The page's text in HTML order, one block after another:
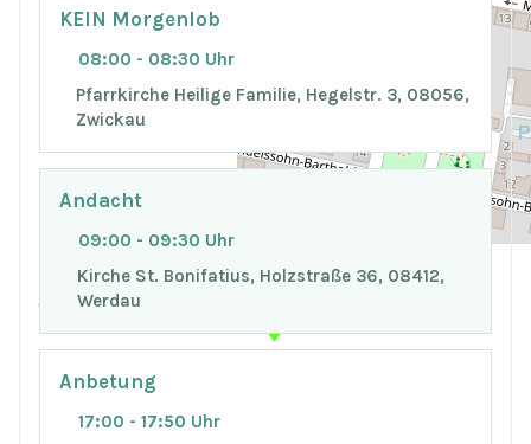
© OpenStreetMap
KEIN Morgenlob
08:00 - 08:30 Uhr
Pfarrkirche Heilige Familie, Hegelstr. 3, 08056,
Zwickau
Andacht
09:00 - 09:30 Uhr
Kirche St. Bonifatius, Holzstraße 36, 08412,
Werdau
Anbetung
17:00 - 17:50 Uhr